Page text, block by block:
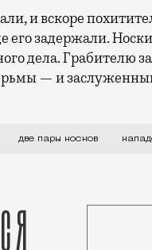
и вскоре
его задержали.
дела. Грабителю
— и
идиотское
две пары носков